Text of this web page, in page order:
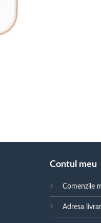
Contul meu
Comenzile
Adresa